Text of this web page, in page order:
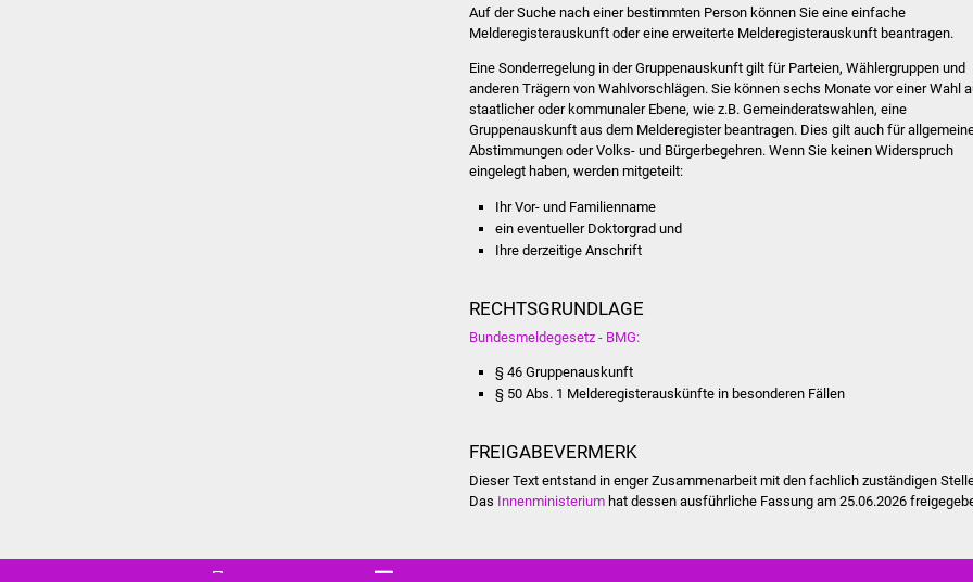
Auf der Suche nach einer bestimmten Person können Sie eine einfache
Melderegisterauskunft oder eine erweiterte Melderegisterauskunft beantragen.
Eine Sonderregelung in der Gruppenauskunft gilt für Parteien, Wählergruppen und
anderen Trägern von Wahlvorschlägen. Sie können sechs Monate vor einer Wahl
staatlicher oder kommunaler Ebene, wie z.B. Gemeinderatswahlen, eine
Gruppenauskunft aus dem Melderegister beantragen. Dies gilt auch für
Abstimmungen oder Volks- und Bürgerbegehren. Wenn Sie keinen Widerspruch
eingelegt haben, werden mitgeteilt:
Ihr Vor- und Familienname
ein eventueller Doktorgrad und
Ihre derzeitige Anschrift
RECHTSGRUNDLAGE
Bundesmeldegesetz - BMG:
§ 46 Gruppenauskunft
§ 50 Abs. 1 Melderegisterauskünfte in besonderen Fällen
FREIGABEVERMERK
Dieser Text entstand in enger Zusammenarbeit mit den fachlich zuständigen
Das Innenministerium hat dessen ausführliche Fassung am 25.06.2026